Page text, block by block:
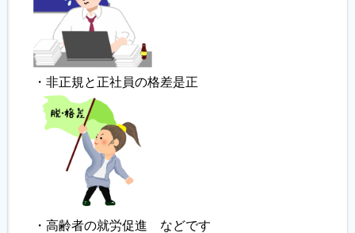
・非正規と正社員の格差是正
・高齢者の就労促進 などです